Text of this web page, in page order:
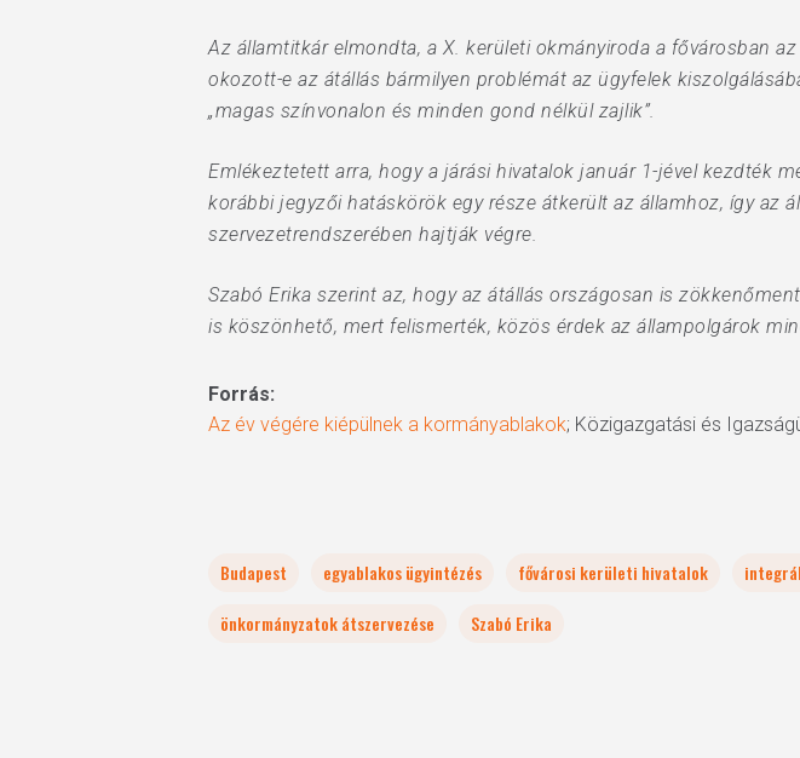
Az államtitkár elmondta, a X. kerületi okmányiroda a fővárosban
okozott-e az átállás bármilyen problémát az ügyfelek
„magas színvonalon és minden gond nélkül zajlik”.
Emlékeztetett arra, hogy a járási hivatalok január 1-jével kezdték
korábbi jegyzői hatáskörök egy része átkerült az államhoz, így az
szervezetrendszerében hajtják végre.
Szabó Erika szerint az, hogy az átállás országosan is
is köszönhető, mert felismerték, közös érdek az állampolgárok
Forrás:
Az év végére kiépülnek a kormányablakok; Közigazgatási és
Budapest egyablakos ügyintézés fővárosi kerületi hivatalok
önkormányzatok átszervezése
Szabó Erika